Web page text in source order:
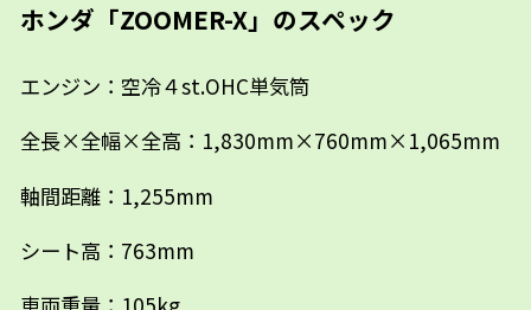
ホンダ「ZOOMER-X」のスペック
エンジン：空冷４st.OHC単気筒
全長×全幅×全高：1,830mm×760mm×1,065mm
軸間距離：1,255mm
シート高：763mm